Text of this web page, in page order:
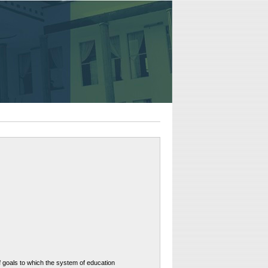
goals to which the system of education